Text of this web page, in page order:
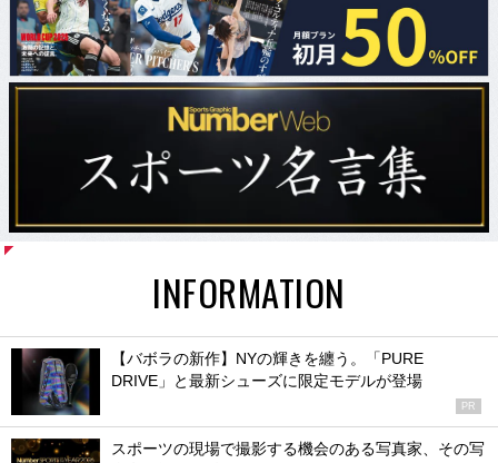
INFORMATION
【バボラの新作】NYの輝きを纏う。「PURE
DRIVE」と最新シューズに限定モデルが登場
PR
スポーツの現場で撮影する機会のある写真家、その写